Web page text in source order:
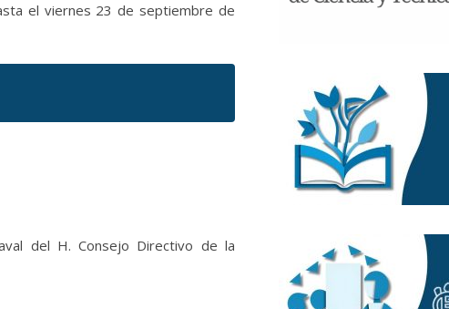
el viernes 23 de septiembre de
del H. Consejo Directivo de la